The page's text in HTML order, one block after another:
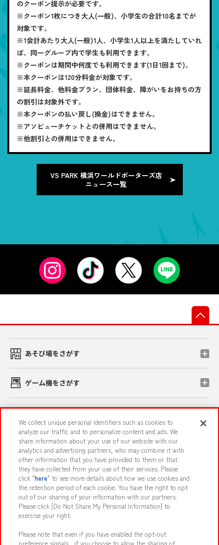
のクーポン提示が必要です。
※クーポン1枚につき大人(一般)、小学生の合計10名までが
対象です。
※1会計あたり大人(一般)1人、小学生1人以上を満たしていれ
ば、同一グループ内で学生も利用できます。
※クーポンは期間中何度でも利用できます(1日1回まで)。
※本クーポンは120分料金が対象です。
※延長料金、他料金プラン、団体料金、障がいをお持ちの方
の割引は対象外です。
※本クーポンの払い戻し(換金)はできません。
※アソビューチケットとの併用はできません。
※他割引との併用はできません。
VS PARK 横浜ワールドポーターズ店
ニュース一覧
あそび場をさがす
ゲーム機をさがす
イベント・キャンペーン
関連会社 サステナビリティ サイトポリシー
プライバシーポリシー ウェブアクセシビリティ方針と検証結果
お取引先さまとともに
カスタマーハラスメント対応方針 よくあるご質問・お問い合わせ
We collect unique personal identifiers such as cookies to
analyze our traffic and to personalize content and ads. We
share information about your use of our website with our
analytics and advertising partners, who may combine it with
other information that you have provided to them or that
they have collected from your use of their services. Please
click "here" to see more details about how we use cookies and
the retention period of each cookie. You have the right to opt
out of our sharing of your information with our partners.
Please click [Do Not Share My Personal Information] to
exercise your right.
Please note that even if you have enabled the opt-out